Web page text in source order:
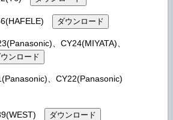
、CY24(MIYATA)、
、CY22(Panasonic)